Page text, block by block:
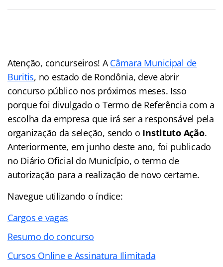
Atenção, concurseiros! ACâmara Municipal de
Buritis, no estado de Rondônia, deve abrir
concurso público nos próximos meses. Isso
porque foi divulgado o Termo de Referência com a
escolha da empresa que irá ser a responsável pela
organização da seleção, sendo o Instituto Ação.
Anteriormente, em junho deste ano, foi publicado
no Diário Oficial do Município, o termo de
autorização para a realização de novo certame.
Navegue utilizando o índice:
Cargos e vagas
Resumo do concurso
Cursos Online e Assinatura Ilimitada